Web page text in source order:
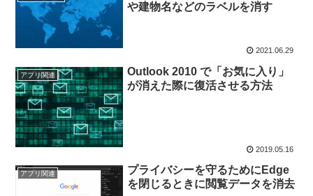
や建物名などのラベルを消す
2021.06.29
アプリ関連
Outlook 2010 で「お気に入り」
が消えた際に復活させる方法
2019.05.16
アプリ関連
プライバシーを守るためにEdge
を閉じるときに閲覧データを消去